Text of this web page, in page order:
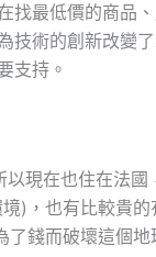
找最低價的商品
技術的創新改變了
支持。
現在也住在法國
)，也有比較貴的
了錢而破壞這個地